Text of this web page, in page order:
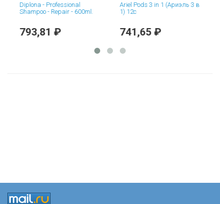
Diplona - Professional
Shampoo - Repair - 600ml.
793,81 ₽
Ariel Pods 3 in 1 (Ариэль 3 в
1) 12c
741,65 ₽